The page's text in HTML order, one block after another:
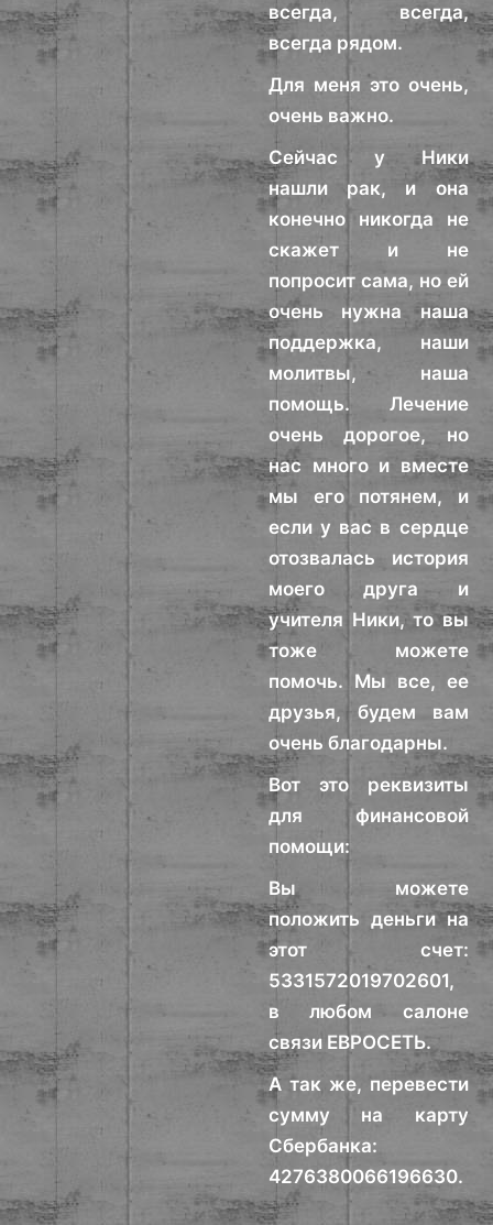
всегда, всегда,
всегда рядом.
Для меня это очень,
очень важно.
Сейчас у Ники
нашли рак, и она
конечно никогда не
скажет и не
попросит сама, но ей
очень нужна наша
поддержка, наши
молитвы, наша
помощь. Лечение
очень дорогое, но
нас много и вместе
мы его потянем, и
если у вас в сердце
отозвалась история
моего друга и
учителя Ники, то вы
тоже можете
помочь. Мы все, ее
друзья, будем вам
очень благодарны.
Вот это реквизиты
для финансовой
помощи:
Вы можете
положить деньги на
этот счет:
5331572019702601,
в любом салоне
связи ЕВРОСЕТЬ.
А так же, перевести
сумму на карту
Сбербанка:
4276380066196630.